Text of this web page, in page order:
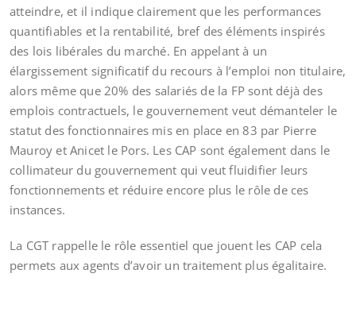
atteindre, et il indique clairement que les performances
quantifiables et la rentabilité, bref des éléments inspirés
des lois libérales du marché. En appelant à un
élargissement significatif du recours à l’emploi non titulaire,
alors même que 20% des salariés de la FP sont déjà des
emplois contractuels, le gouvernement veut démanteler le
statut des fonctionnaires mis en place en 83 par Pierre
Mauroy et Anicet le Pors. Les CAP sont également dans le
collimateur du gouvernement qui veut fluidifier leurs
fonctionnements et réduire encore plus le rôle de ces
instances.
La CGT rappelle le rôle essentiel que jouent les CAP cela
permets aux agents d’avoir un traitement plus égalitaire.